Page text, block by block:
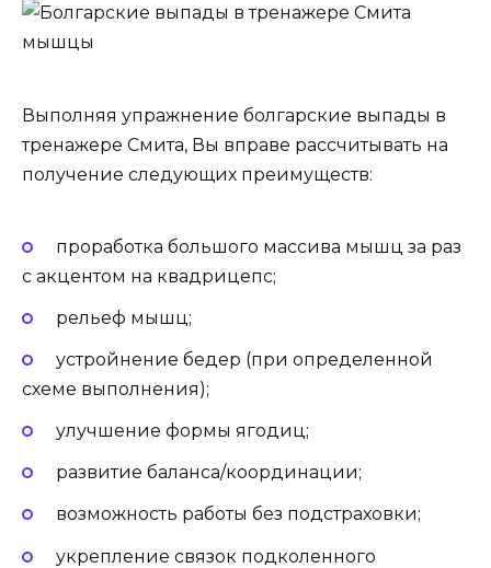
Выполняя упражнение болгарские выпады в
тренажере Смита, Вы вправе рассчитывать на
получение следующих преимуществ:
проработка большого массива мышц за раз
с акцентом на квадрицепс;
рельеф мышц;
устройнение бедер (при определенной
схеме выполнения);
улучшение формы ягодиц;
развитие баланса/координации;
возможность работы без подстраховки;
укрепление связок подколенного